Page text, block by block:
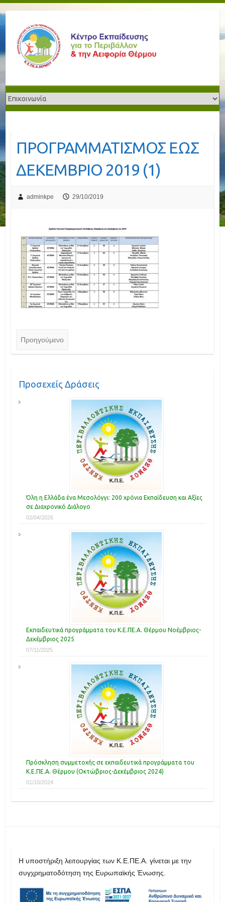
ΠΡΟΓΡΑΜΜΑΤΙΣΜΟΣ ΕΩΣ
ΔΕΚΕΜΒΡΙΟ 2019 (1)
adminkpe 29/10/2019
Προηγούμενο
Προσεχείς Δράσεις
Όλη η Ελλάδα ένα Μεσολόγγι: 200 χρόνια Εκπαίδευση και Αξίες
σε Διαχρονικό Διάλογο
02/04/2026
Εκπαιδευτικά προγράμματα του Κ.Ε.ΠΕ.Α. Θέρμου Νοέμβριος-
Δεκέμβριος 2025
07/11/2025
Πρόσκληση συμμετοχής σε εκπαιδευτικά προγράμματα του
Κ.Ε.ΠΕ.Α. Θέρμου (Οκτώβριος-Δεκέμβριος 2024)
01/10/2024
H υποστήριξη λειτουργίας των Κ.Ε.ΠΕ.Α. γίνεται με την
συγχρηματοδότηση της Ευρωπαϊκής Ένωσης.